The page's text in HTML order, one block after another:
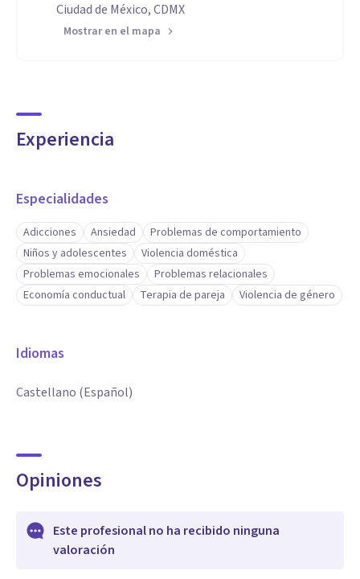
Ciudad de México, CDMX
Mostrar en el mapa
Experiencia
Especialidades
Adicciones Ansiedad
Problemas de comportamiento
Niños y adolescentes
Violencia doméstica
Problemas emocionales
Problemas relacionales
Economía conductual
Terapia de pareja Violencia de género
Idiomas
Castellano (Español)
Opiniones
Este profesional no ha recibido ninguna
valoración